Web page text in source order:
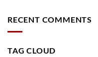
RECENT COMMENTS
TAG CLOUD